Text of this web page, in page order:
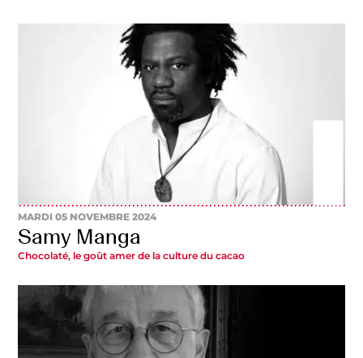
MARDI 05 NOVEMBRE 2024
Samy Manga
Chocolaté, le goût amer de la culture du cacao